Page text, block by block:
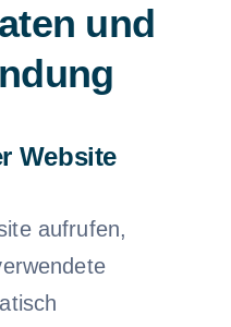
und
Website
aufrufen,